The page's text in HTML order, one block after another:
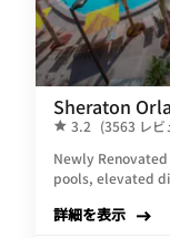
Sheraton
3.2 (3563 レビ
Newly
pools, elevated
詳細を表示